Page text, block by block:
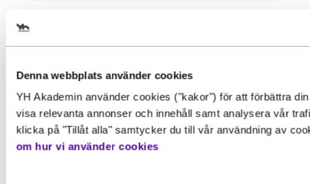
Denna webbplats använder cookies
YH Akademin använder cookies ("kakor") för att förbättra
visa relevanta annonser och innehåll samt analysera vår
klicka på "Tillåt alla" samtycker du till vår användning av
om hur vi använder cookies
Välj det startdatum som passar
Gör en intresseanmälan för att
mer information om den här
utbildningen
Behörighet. Det här behöver du